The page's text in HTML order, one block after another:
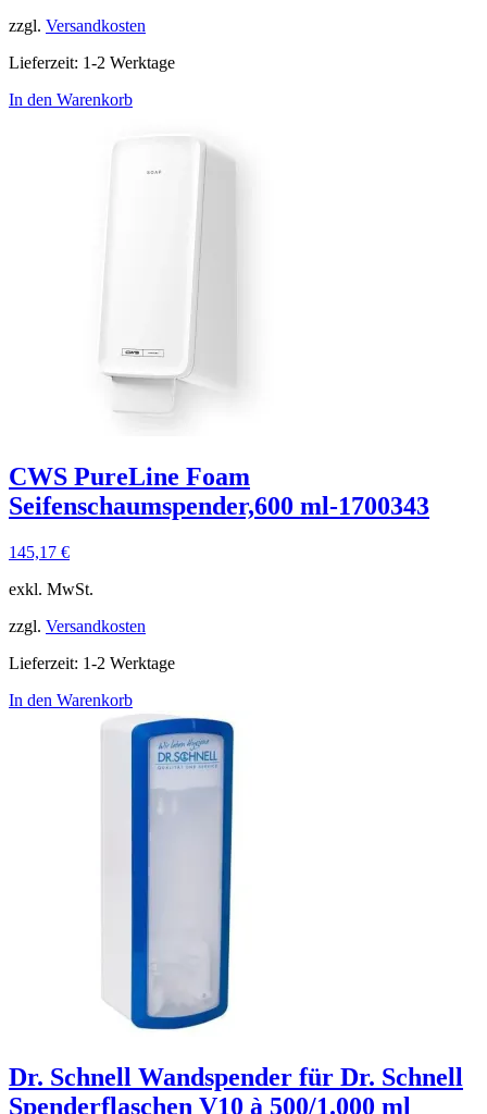
zzgl. Versandkosten
Lieferzeit: 1-2 Werktage
In den Warenkorb
CWS PureLine Foam
Seifenschaumspender,600 ml-1700343
145,17 €
exkl. MwSt.
zzgl. Versandkosten
Lieferzeit: 1-2 Werktage
In den Warenkorb
Dr. Schnell Wandspender für Dr. Schnell
Spenderflaschen V10 à 500/1.000 ml